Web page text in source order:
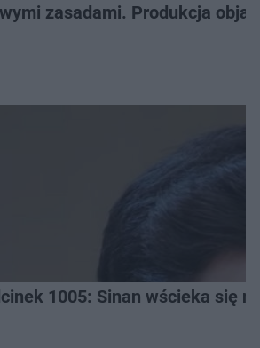
zasadami. Produkcja
1005: Sinan wścieka się